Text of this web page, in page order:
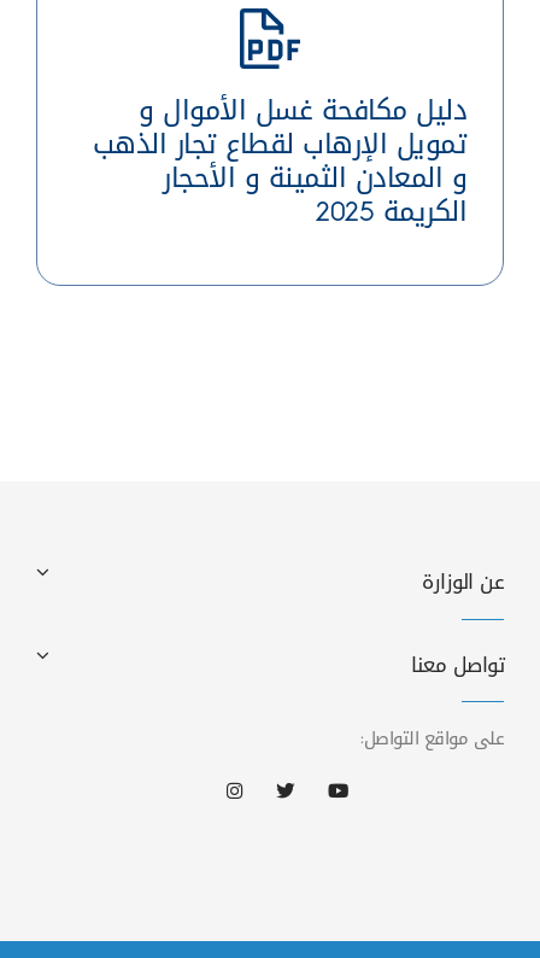
دليل مكافحة غسل الأموال و
تمويل الإرهاب لقطاع تجار الذهب
و المعادن الثمينة و الأحجار
الكريمة 2025
عن الوزارة
تواصل معنا
على مواقع التواصل: